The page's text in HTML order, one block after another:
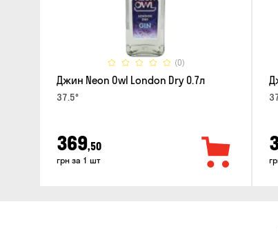
(0)
Джин Neon Owl London Dry 0.7л
37.5°
369,50
грн за 1 шт